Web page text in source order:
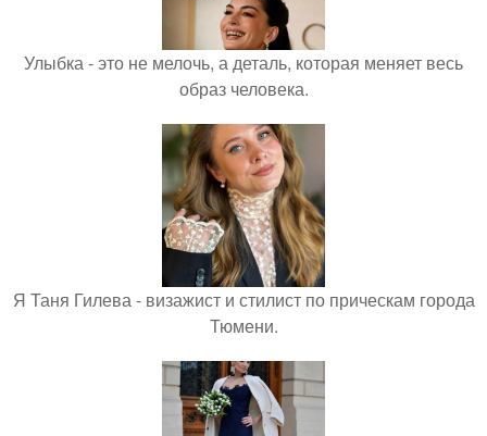
Улыбка - это не мелочь, а деталь, которая меняет весь
образ человека.
Я Таня Гилева - визажист и стилист по прическам города
Тюмени.